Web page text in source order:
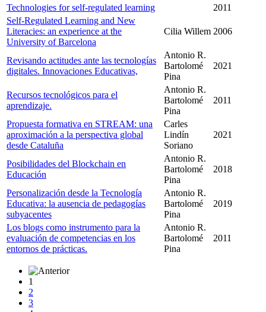
Technologies for self-regulated learning
2011
Self-Regulated Learning and New
Literacies: an experience at the
University of Barcelona
Cilia Willem 2006
Revisando actitudes ante las tecnologías
digitales. Innovaciones Educativas,
Antonio R.
Bartolomé
Pina
2021
Recursos tecnológicos para el
aprendizaje.
Antonio R.
Bartolomé
Pina
2011
Propuesta formativa en STREAM: una
aproximación a la perspectiva global
desde Cataluña
Carles
Lindín
Soriano
2021
Posibilidades del Blockchain en
Educación
Antonio R.
Bartolomé
Pina
2018
Personalización desde la Tecnología
Educativa: la ausencia de pedagogías
subyacentes
Antonio R.
Bartolomé
Pina
2019
Los blogs como instrumento para la
evaluación de competencias en los
entornos de prácticas.
Antonio R.
Bartolomé
Pina
2011
1
2
3